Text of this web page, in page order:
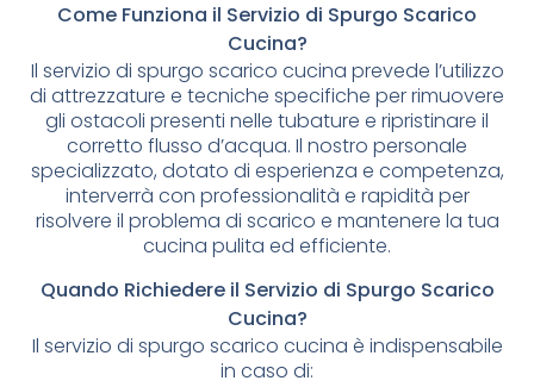
Come Funziona il Servizio di Spurgo Scarico
Cucina?
Il servizio di spurgo scarico cucina prevede l’utilizzo
di attrezzature e tecniche specifiche per rimuovere
gli ostacoli presenti nelle tubature e ripristinare il
corretto flusso d’acqua. Il nostro personale
specializzato, dotato di esperienza e competenza,
interverrà con professionalità e rapidità per
risolvere il problema di scarico e mantenere la tua
cucina pulita ed efficiente.
Quando Richiedere il Servizio di Spurgo Scarico
Cucina?
Il servizio di spurgo scarico cucina è indispensabile
in caso di: